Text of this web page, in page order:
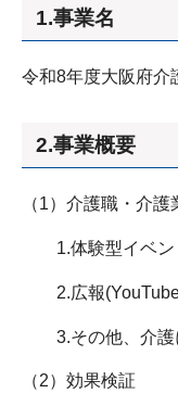
1.事業名
令和8年度大阪府介
2.事業概要
（1）介護職・介
1.体験型イベ
2.広報
3.その他、介
（2）効果検証